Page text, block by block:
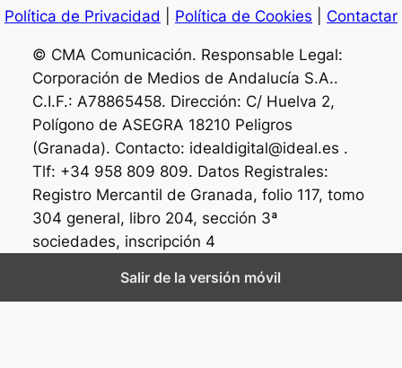
Política de Privacidad Política de Cookies Contactar
© CMA Comunicación. Responsable Legal:
Corporación de Medios de Andalucía S.A..
C.I.F.: A78865458. Dirección: C/ Huelva 2,
Polígono de ASEGRA 18210 Peligros
(Granada). Contacto: idealdigital@ideal.es .
Tlf: +34 958 809 809. Datos Registrales:
Registro Mercantil de Granada, folio 117, tomo
304 general, libro 204, sección 3ª
sociedades, inscripción 4
Salir de la versión móvil